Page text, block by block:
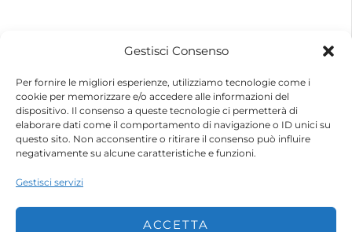
Gestisci Consenso
Per fornire le migliori esperienze, utilizziamo tecnologie come i
cookie per memorizzare e/o accedere alle informazioni del
dispositivo. Il consenso a queste tecnologie ci permetterà di
elaborare dati come il comportamento di navigazione o ID unici su
questo sito. Non acconsentire o ritirare il consenso può influire
negativamente su alcune caratteristiche e funzioni.
Gestisci servizi
ACCETTA
Sede Legale: Via Argine Polcevera, 16D Scala A
CAP 16161 Genova (GE)
Capitale Sociale € 600.000,00 (i.v.)
Registro Imprese di Genova
Codice Fiscale e Partita IVA – 10483110010
R.E.A. Genova n. 459084